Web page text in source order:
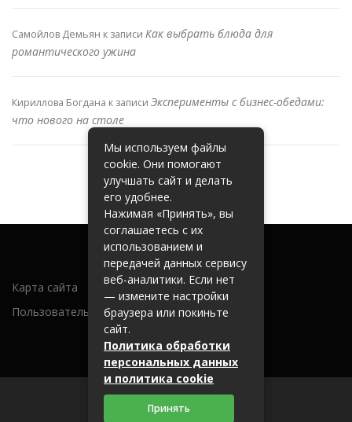
Самойлов Демьян к записи Как выбрать блюда для
романтического ужина
Кириллова Богдана к записи Эксперименты с бизнес-обедами:
что нового на столе
Карта сайта
Пользовательское соглашение
2026 (c) 262600.ru
Мы используем файлы
cookie. Они помогают
улучшать сайт и делать
его удобнее.
Нажимая «Принять», вы
соглашаетесь с их
использованием и
передачей данных сервису
веб-аналитики. Если нет
— измените настройки
браузера или покиньте
сайт.
Политика обработки
персональных данных
и политика cookie
Принять